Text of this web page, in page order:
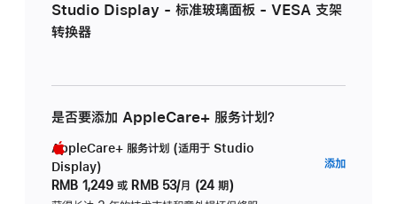
Studio Display - 标准玻璃面板 - VESA 支架
转换器
是否要添加 AppleCare+ 服务计划？
AppleCare+ 服务计划 (适用于 Studio
Display)
RMB 1,249 或 RMB 53/月 (24 期)
添加